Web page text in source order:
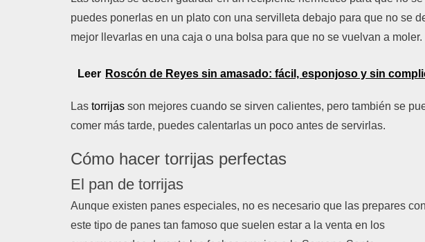
puedes ponerlas en un plato con una servilleta debajo para que no se
mejor llevarlas en una caja o una bolsa para que no se vuelvan a moler.
Leer Roscón de Reyes sin amasado: fácil, esponjoso y sin
Las torrijas son mejores cuando se sirven calientes, pero también se
comer más tarde, puedes calentarlas un poco antes de servirlas.
Cómo hacer torrijas perfectas
El pan de torrijas
Aunque existen panes especiales, no es necesario que las prepares con
este tipo de panes tan famoso que suelen estar a la venta en los